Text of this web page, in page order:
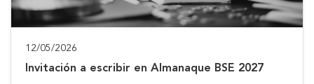
12/05/2026
Invitación a escribir en Almanaque BSE 2027